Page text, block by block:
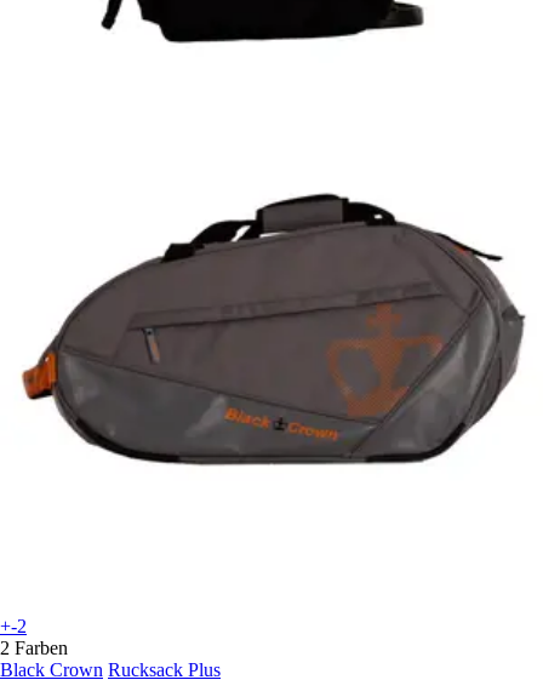
+-2
2 Farben
Black Crown Rucksack Plus